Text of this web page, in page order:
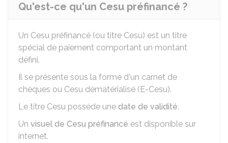
Qu'est-ce qu'un Cesu préfinancé ?
Un Cesu préfinancé (ou titre Cesu) est un titre
spécial de paiement comportant un montant
défini.
Il se présente sous la forme d'un carnet de
chèques ou Cesu dématérialisé (E-Cesu).
Le titre Cesu possède une date de validité.
Un visuel de Cesu préfinancé est disponible sur
internet.